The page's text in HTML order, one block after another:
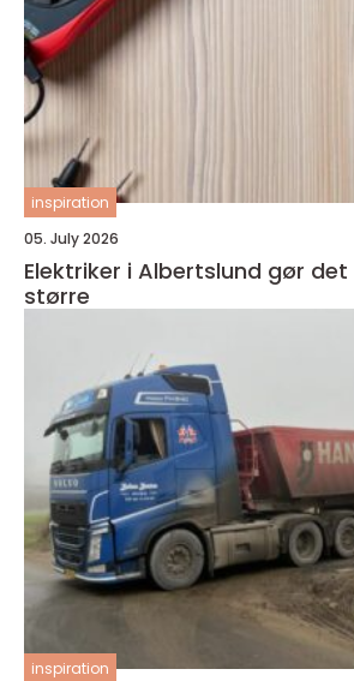
inspiration
05. July 2026
Elektriker i Albertslund gør
større
inspiration